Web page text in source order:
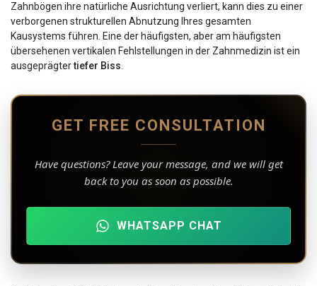
Zahnbögen ihre natürliche Ausrichtung verliert, kann dies zu einer
verborgenen strukturellen Abnutzung Ihres gesamten
Kausystems führen. Eine der häufigsten, aber am häufigsten
übersehenen vertikalen Fehlstellungen in der Zahnmedizin ist ein
ausgeprägtertiefer Biss
GET FREE CONSULTATION
Have questions? Leave your message, and we will get
back to you as soon as possible.
WHATSAPP CHAT